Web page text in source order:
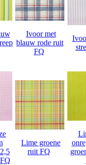
Ivoor met
blauw rode ruit
FQ
Lime groene
ruit FQ